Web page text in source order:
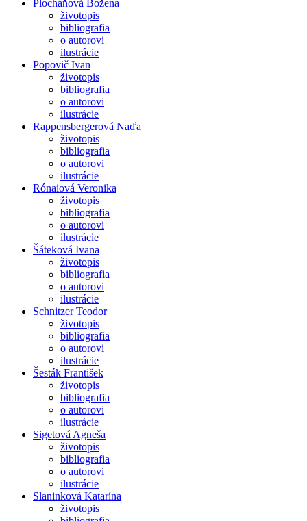
Plocháňová Božena
životopis
bibliografia
o autorovi
ilustrácie
Popovič Ivan
životopis
bibliografia
o autorovi
ilustrácie
Rappensbergerová Naďa
životopis
bibliografia
o autorovi
ilustrácie
Rónaiová Veronika
životopis
bibliografia
o autorovi
ilustrácie
Šáteková Ivana
životopis
bibliografia
o autorovi
ilustrácie
Schnitzer Teodor
životopis
bibliografia
o autorovi
ilustrácie
Šesták František
životopis
bibliografia
o autorovi
ilustrácie
Sigetová Agneša
životopis
bibliografia
o autorovi
ilustrácie
Slaninková Katarína
životopis